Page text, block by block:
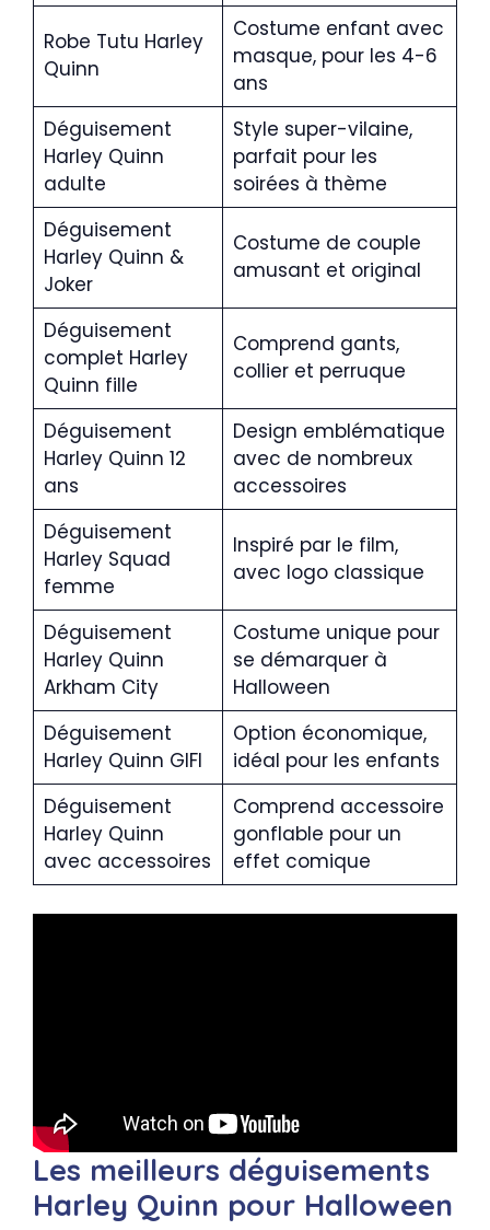
Robe Tutu Harley
Quinn
Costume enfant avec
masque, pour les 4-6
ans
Déguisement
Harley Quinn
adulte
Style super-vilaine,
parfait pour les
soirées à thème
Déguisement
Harley Quinn &
Joker
Costume de couple
amusant et original
Déguisement
complet Harley
Quinn fille
Comprend gants,
collier et perruque
Déguisement
Harley Quinn 12
ans
Design emblématique
avec de nombreux
accessoires
Déguisement
Harley Squad
femme
Inspiré par le film,
avec logo classique
Déguisement
Harley Quinn
Arkham City
Costume unique pour
se démarquer à
Halloween
Déguisement
Harley Quinn GIFI
Option économique,
idéal pour les enfants
Déguisement
Harley Quinn
avec accessoires
Comprend accessoire
gonflable pour un
effet comique
Les meilleurs déguisements
Harley Quinn pour Halloween